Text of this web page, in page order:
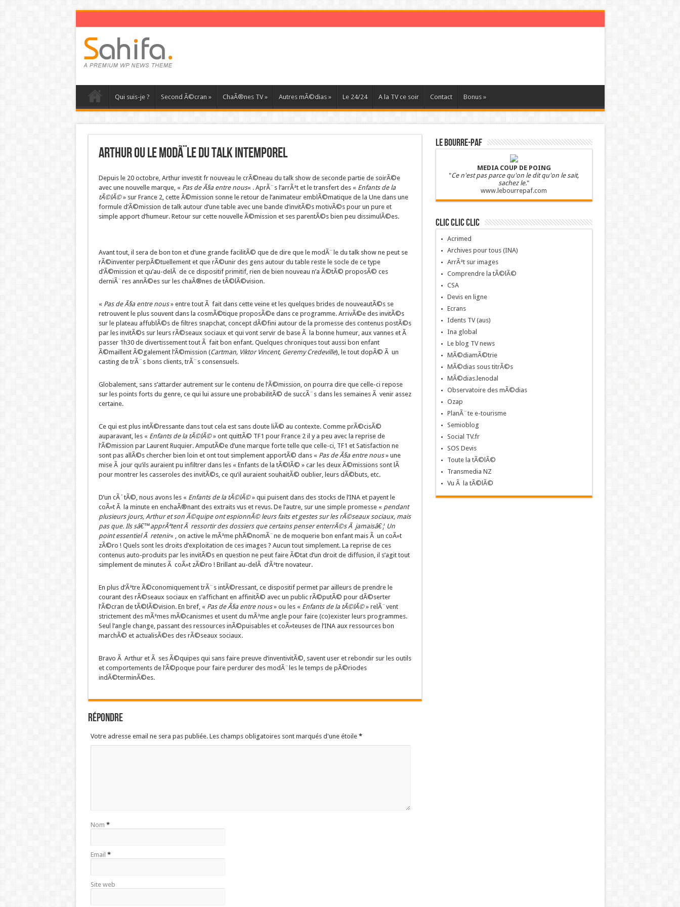
Qui suis-je ? Second Ã©cran » ChaÃ®nes TV » Autres mÃ©dias » Le 24/24 A la TV ce soir Contact Bonus »
Arthur ou le modÃ¨le du talk intemporel
Depuis le 20 octobre, Arthur investit fr nouveau le crÃ©neau du talk show de seconde partie de soirÃ©e
avec une nouvelle marque, « Pas de Ã§a entre nous« . AprÃ¨s l’arrÃªt et le transfert des « Enfants de la
tÃ©lÃ©» sur France 2, cette Ã©mission sonne le retour de l’animateur emblÃ©matique de la Une dans une
formule d’Ã©mission de talk autour d’une table avec une bande d’invitÃ©s motivÃ©s pour un pure et
simple apport d’humeur. Retour sur cette nouvelle Ã©mission et ses parentÃ©s bien peu dissimulÃ©es.
Avant tout, il sera de bon ton et d’une grande facilitÃ© que de dire que le modÃ¨le du talk show ne peut se
rÃ©inventer perpÃ©tuellement et que rÃ©unir des gens autour du table reste le socle de ce type
d’Ã©mission et qu’au-delÃ de ce dispositif primitif, rien de bien nouveau n’a Ã©tÃ© proposÃ© ces
derniÃ¨res annÃ©es sur les chaÃ®nes de tÃ©lÃ©vision.
« Pas de Ã§a entre nous» entre tout Ã fait dans cette veine et les quelques brides de nouveautÃ©s se
retrouvent le plus souvent dans la cosmÃ©tique proposÃ©e dans ce programme. ArrivÃ©e des invitÃ©s
sur le plateau affublÃ©s de filtres snapchat, concept dÃ©fini autour de la promesse des contenus postÃ©s
par les invitÃ©s sur leurs rÃ©seaux sociaux et qui vont servir de base Ã la bonne humeur, aux vannes et Ã
passer 1h30 de divertissement tout Ã fait bon enfant. Quelques chroniques tout aussi bon enfant
Ã©maillent Ã©galement l’Ã©mission (Cartman, Viktor Vincent, Geremy Credeville), le tout dopÃ© Ã un
casting de trÃ¨s bons clients, trÃ¨s consensuels.
Globalement, sans s’attarder autrement sur le contenu de l’Ã©mission, on pourra dire que celle-ci repose
sur les points forts du genre, ce qui lui assure une probabilitÃ© de succÃ¨s dans les semaines Ã venir assez
certaine.
Ce qui est plus intÃ©ressante dans tout cela est sans doute liÃ© au contexte. Comme prÃ©cisÃ©
auparavant, les « Enfants de la tÃ©lÃ©» ont quittÃ© TF1 pour France 2 il y a peu avec la reprise de
l’Ã©mission par Laurent Ruquier. AmputÃ©e d’une marque forte telle que celle-ci, TF1 et Satisfaction ne
sont pas allÃ©s chercher bien loin et ont tout simplement apportÃ© dans « Pas de Ã§a entre nous» une
mise Ã jour qu’ils auraient pu infiltrer dans les « Enfants de la tÃ©lÃ© » car les deux Ã©missions sont lÃ
pour montrer les casseroles des invitÃ©s, ce qu’il auraient souhaitÃ© oublier, leurs dÃ©buts, etc.
D’un cÃ´tÃ©, nous avons les « Enfants de la tÃ©lÃ©» qui puisent dans des stocks de l’INA et payent le
coÃ»t Ã la minute en enchaÃ®nant des extraits vus et revus. De l’autre, sur une simple promesse « pendant
plusieurs jours, Arthur et son Ã©quipe ont espionnÃ© leurs faits et gestes sur les rÃ©seaux sociaux, mais
pas que. Ils sâ€™apprÃªtent Ã ressortir des dossiers que certains penser enterrÃ©s Ã jamaisâ€¦ Un
point essentiel Ã retenir« , on active le mÃªme phÃ©nomÃ¨ne de moquerie bon enfant mais Ã un coÃ»t
zÃ©ro ! Quels sont les droits d’exploitation de ces images ? Aucun tout simplement. La reprise de ces
contenus auto-produits par les invitÃ©s en question ne peut faire Ã©tat d’un droit de diffusion, il s’agit tout
simplement de minutes Ã coÃ»t zÃ©ro ! Brillant au-delÃ d’Ãªtre novateur.
En plus d’Ãªtre Ã©conomiquement trÃ¨s intÃ©ressant, ce dispositif permet par ailleurs de prendre le
courant des rÃ©seaux sociaux en s’affichant en affinitÃ© avec un public rÃ©putÃ© pour dÃ©serter
l’Ã©cran de tÃ©lÃ©vision. En bref, « Pas de Ã§a entre nous» ou les « Enfants de la tÃ©lÃ©» relÃ¨vent
strictement des mÃªmes mÃ©canismes et usent du mÃªme angle pour faire (co)exister leurs programmes.
Seul l’angle change, passant des ressources inÃ©puisables et coÃ»teuses de l’INA aux ressources bon
marchÃ© et actualisÃ©es des rÃ©seaux sociaux.
Bravo Ã Arthur et Ã ses Ã©quipes qui sans faire preuve d’inventivitÃ©, savent user et rebondir sur les outils
et comportements de l’Ã©poque pour faire perdurer des modÃ¨les le temps de pÃ©riodes
indÃ©terminÃ©es.
Répondre
Votre adresse email ne sera pas publiée. Les champs obligatoires sont marqués d'une étoile *
Nom *
Email *
Site web
LE BOURRE-PAF
MEDIA COUP DE POING
"Ce n'est pas parce qu'on le dit qu'on le sait,
sachez le."
www.lebourrepaf.com
Clic clic clic
Acrimed
Archives pour tous (INA)
ArrÃªt sur images
Comprendre la tÃ©lÃ©
CSA
Devis en ligne
Ecrans
Idents TV (aus)
Ina global
Le blog TV news
MÃ©diamÃ©trie
MÃ©dias sous titrÃ©s
MÃ©dias.lenodal
Observatoire des mÃ©dias
Ozap
PlanÃ¨te e-tourisme
Semioblog
Social TV.fr
SOS Devis
Toute la tÃ©lÃ©
Transmedia NZ
Vu Ã la tÃ©lÃ©